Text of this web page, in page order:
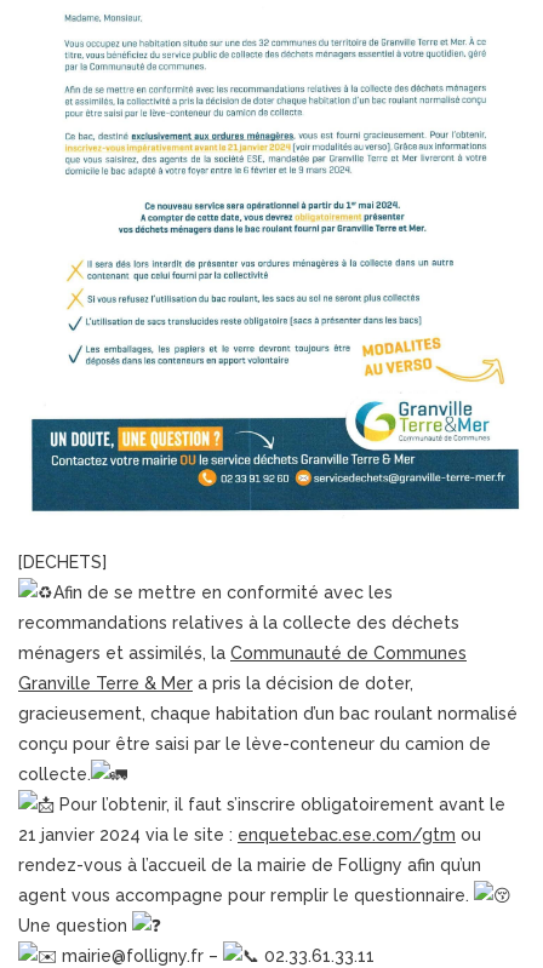
[DECHETS]
Afin de se mettre en conformité avec les
recommandations relatives à la collecte des déchets
ménagers et assimilés, la Communauté de Communes
Granville Terre & Mer a pris la décision de doter,
gracieusement, chaque habitation d’un bac roulant normalisé
conçu pour être saisi par le lève-conteneur du camion de
collecte.
Pour l’obtenir, il faut s’inscrire obligatoirement avant le
21 janvier 2024 via le site : enquetebac.ese.com/gtm ou
rendez-vous à l’accueil de la mairie de Folligny afin qu’un
agent vous accompagne pour remplir le questionnaire.
Une question
mairie@folligny.fr –
02.33.61.33.11